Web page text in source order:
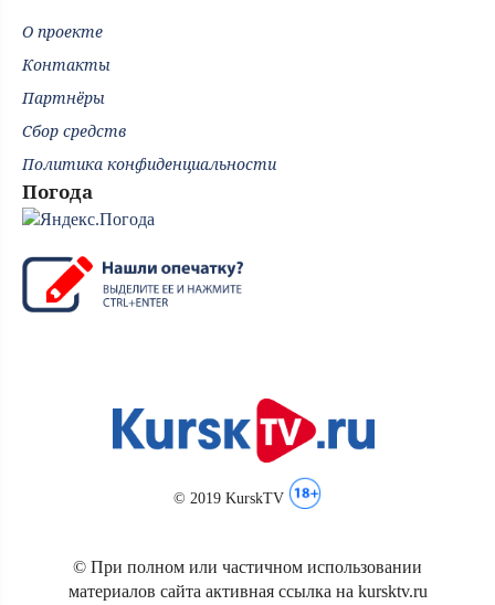
О проекте
Контакты
Партнёры
Сбор средств
Политика конфиденциальности
Погода
© 2019 KurskTV
© При полном или частичном использовании
материалов сайта активная ссылка на kursktv.ru